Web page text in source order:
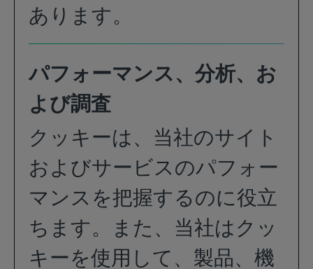
あります。
パフォーマンス、分析、お
よび調査
クッキーは、当社のサイト
およびサービスのパフォー
マンスを把握するのに役立
ちます。また、当社はクッ
キーを使用して、製品、機